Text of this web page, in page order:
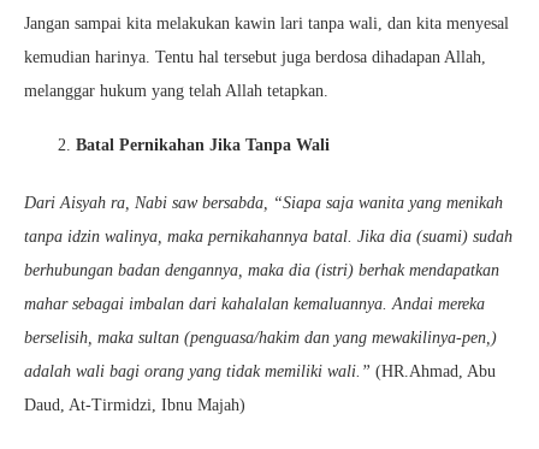
Jangan sampai kita melakukan kawin lari tanpa wali, dan kita menyesal
kemudian harinya. Tentu hal tersebut juga berdosa dihadapan Allah,
melanggar hukum yang telah Allah tetapkan.
Batal Pernikahan Jika Tanpa Wali
Dari Aisyah ra, Nabi saw bersabda, “Siapa saja wanita yang menikah
tanpa idzin walinya, maka pernikahannya batal. Jika dia (suami) sudah
berhubungan badan dengannya, maka dia (istri) berhak mendapatkan
mahar sebagai imbalan dari kahalalan kemaluannya. Andai mereka
berselisih, maka sultan (penguasa/hakim dan yang mewakilinya-pen,)
adalah wali bagi orang yang tidak memiliki wali.” (HR.Ahmad, Abu
Daud, At-Tirmidzi, Ibnu Majah)